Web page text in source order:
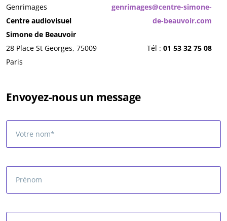
Genrimages
Centre audiovisuel
Simone de Beauvoir
28 Place St Georges, 75009
Paris
genrimages@centre-simone-
de-beauvoir.com
Tél : 01 53 32 75 08
Envoyez-nous un message